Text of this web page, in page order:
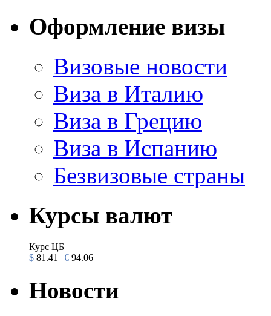
Оформление визы
Визовые новости
Виза в Италию
Виза в Грецию
Виза в Испанию
Безвизовые страны
Курсы валют
Курс ЦБ
$ 81.41 € 94.06
Новости